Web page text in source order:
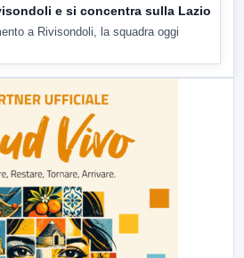
e si concentra sulla Lazio
a Rivisondoli, la squadra oggi